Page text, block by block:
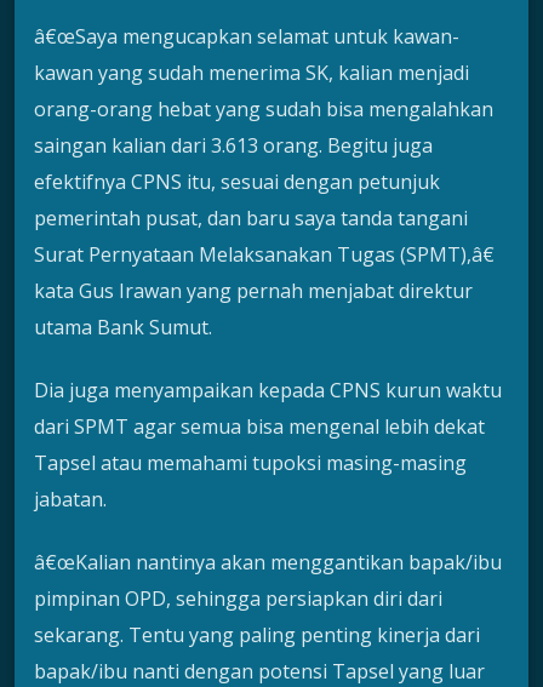
â€œSaya mengucapkan selamat untuk kawan-
kawan yang sudah menerima SK, kalian menjadi
orang-orang hebat yang sudah bisa mengalahkan
saingan kalian dari 3.613 orang. Begitu juga
efektifnya CPNS itu, sesuai dengan petunjuk
pemerintah pusat, dan baru saya tanda tangani
Surat Pernyataan Melaksanakan Tugas (SPMT),â€
kata Gus Irawan yang pernah menjabat direktur
utama Bank Sumut.
Dia juga menyampaikan kepada CPNS kurun waktu
dari SPMT agar semua bisa mengenal lebih dekat
Tapsel atau memahami tupoksi masing-masing
jabatan.
â€œKalian nantinya akan menggantikan bapak/ibu
pimpinan OPD, sehingga persiapkan diri dari
sekarang. Tentu yang paling penting kinerja dari
bapak/ibu nanti dengan potensi Tapsel yang luar